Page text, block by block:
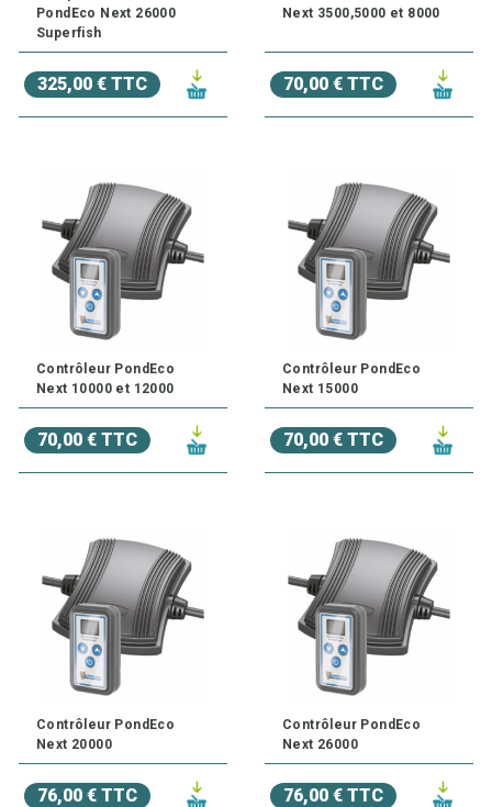
PondEco Next 26000
Superfish
325,00 € TTC
Next 3500,5000 et 8000
70,00 € TTC
Contrôleur PondEco
Next 10000 et 12000
70,00 € TTC
Contrôleur PondEco
Next 15000
70,00 € TTC
Contrôleur PondEco
Next 20000
76,00 € TTC
Contrôleur PondEco
Next 26000
76,00 € TTC